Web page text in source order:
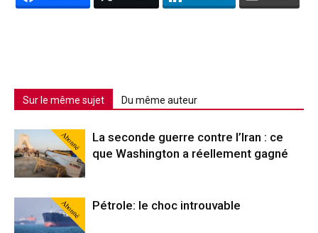
Sur le même sujet Du même auteur
Abonné
La seconde guerre contre l’Iran : ce
que Washington a réellement gagné
Abonné Pétrole: le choc introuvable